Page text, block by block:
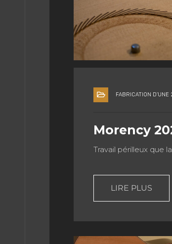
FABRICATION
Morency
Travail périlleux que
LIRE PLUS